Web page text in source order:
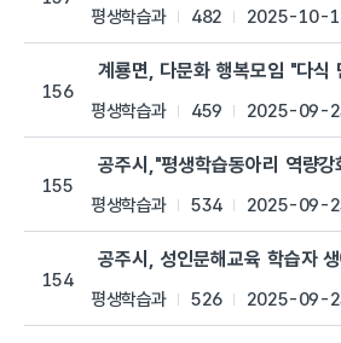
평생학습과 482 2025-10-
156
계룡면, 다문화 행복모임 "다식
평생학습과 459 2025-09-
155
공주시,"평생학습동아리 역량
평생학습과 534 2025-09-
154
공주시, 성인문해교육 학습자
평생학습과 526 2025-09-